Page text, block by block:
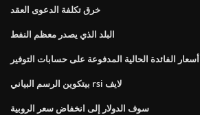
خرق تكلفة الدعوى العقد
البلد الذي يصدر معظم النفط
أسعار الفائدة الحالية المدفوعة على حسابات التوفير
بيتكوين الرسم البياني rsi لايف
سوف الدولار إلى انخفاض سعر الروبية